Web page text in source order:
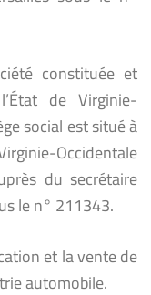
constituée et
de Virginie-
social est situé à
Occidentale
du secrétaire
le n° 211343.
et la vente de
automobile.